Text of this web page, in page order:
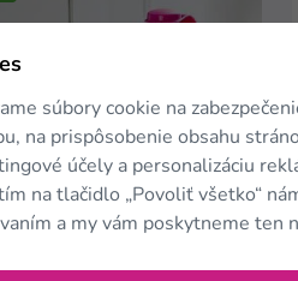
súbory cookie na
na prispôsobenie obsahu
účely a personalizáciu
na tlačidlo „Povoliť všetko“
a my vám poskytneme ten